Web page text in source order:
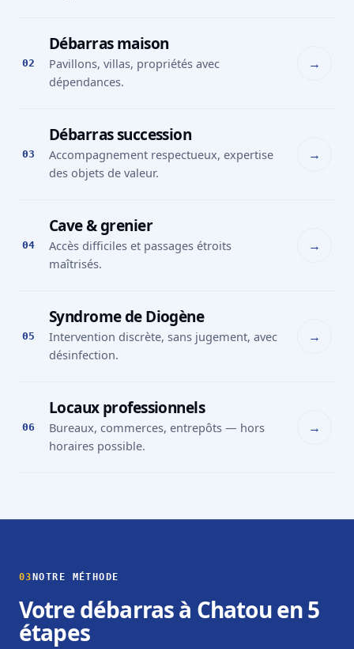
02
Débarras maison
Pavillons, villas, propriétés avec
dépendances.
→
03
Débarras succession
Accompagnement respectueux, expertise
des objets de valeur.
→
04
Cave & grenier
Accès difficiles et passages étroits
maîtrisés.
→
05
Syndrome de Diogène
Intervention discrète, sans jugement, avec
désinfection.
→
06
Locaux professionnels
Bureaux, commerces, entrepôts — hors
horaires possible.
→
03 NOTRE MÉTHODE
Votre débarras à Chatou en 5
étapes